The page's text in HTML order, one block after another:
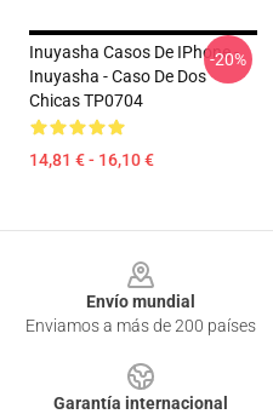
Inuyasha Casos De IPhone -
Inuyasha - Caso De Dos
Chicas TP0704
14,81 € - 16,10 €
-20%
Envío mundial
Enviamos a más de 200 países
Garantía internacional